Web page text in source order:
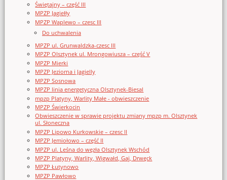
Świętajny – część III
MPZP Jagiełły
MPZP Waplewo – czesc III
Do uchwalenia
MPZP ul. Grunwaldzka-czesc III
MPZP Olsztynek ul. Mrongowiusza – część V
MPZP Mierki
MPZP Jeziorna i Jagielly
MPZP Sosnowa
MPZP linia energetyczna Olsztynek-Biesal
mpzp Platyny, Warlity Małe - obwieszczenie
MPZP Świerkocin
Obwieszczenie w sprawie projektu zmiany mpzp m. Olsztynek
ul. Słoneczna
MPZP Lipowo Kurkowskie – czesc II
MPZP Jemiołowo – część II
MPZP ul. Leśna do węzła Olsztynek Wschód
MPZP Platyny, Warlity, Wigwałd, Gaj, Drwęck
MPZP Łutynowo
MPZP Pawłowo